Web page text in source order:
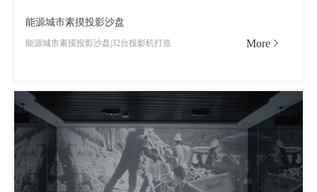
能源城市素摸投影沙盘
能源城市素摸投影沙盘|32台投影机打造 More